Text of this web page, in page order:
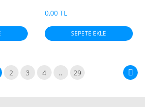
0,00 TL
SEPETE EKLE
2 3 4 .. 29